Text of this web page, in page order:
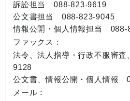
訴訟担当 088-823-9619
公文書担当 088-823-9045
情報公開・個人情報担当 088-
ファックス：
法令、法人指導・行政不服審
9128
公文書、情報公開・個人情報
メール：